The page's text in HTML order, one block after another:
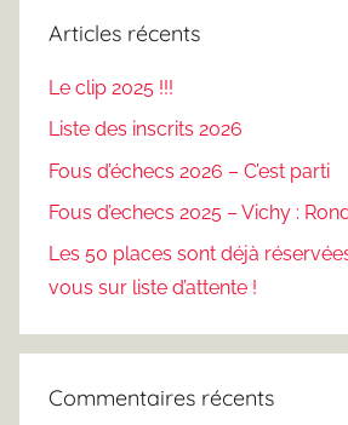
Articles récents
Le clip 2025 !!!
Liste des inscrits 2026
Fous d’échecs 2026 – C’est parti
Fous d’echecs 2025 – Vichy :
Les 50 places sont déjà
vous sur liste d’attente !
Commentaires récents